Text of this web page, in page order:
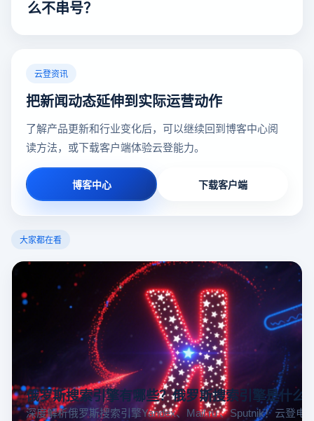
么不串号？
云登资讯
把新闻动态延伸到实际运营动作
了解产品更新和行业变化后，可以继续回到博客中心阅
读方法，或下载客户端体验云登能力。
博客中心 下载客户端
大家都在看
俄罗斯搜索引擎有哪些？俄罗斯搜索引擎是什么
深度解析俄罗斯搜索引擎Yandex、Mail.ru 、Sputnik！云登电